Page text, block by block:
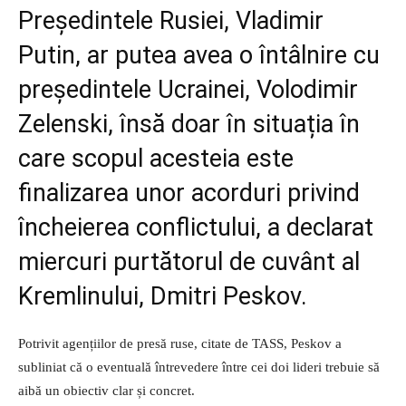
Președintele Rusiei, Vladimir
Putin, ar putea avea o întâlnire cu
președintele Ucrainei, Volodimir
Zelenski, însă doar în situația în
care scopul acesteia este
finalizarea unor acorduri privind
încheierea conflictului, a declarat
miercuri purtătorul de cuvânt al
Kremlinului, Dmitri Peskov.
Potrivit agențiilor de presă ruse, citate de TASS, Peskov a
subliniat că o eventuală întrevedere între cei doi lideri trebuie să
aibă un obiectiv clar și concret.